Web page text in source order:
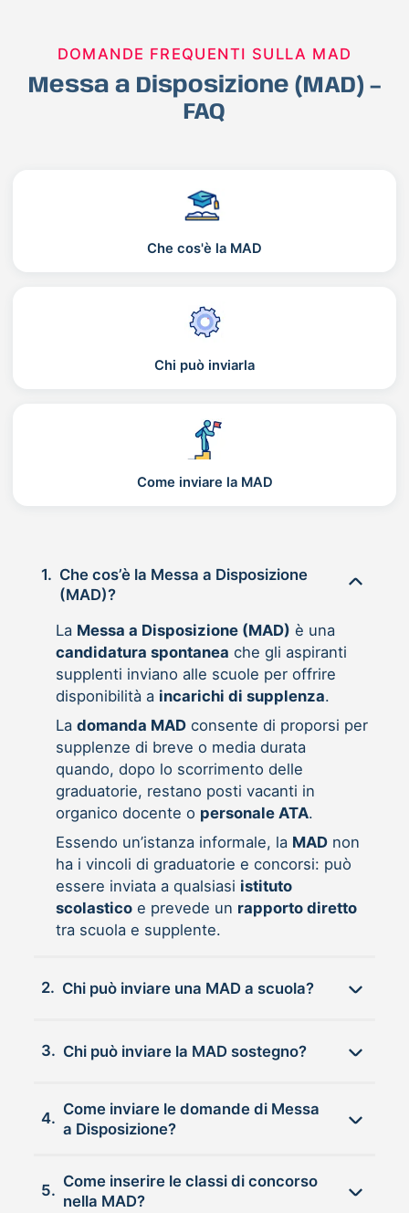
DOMANDE FREQUENTI SULLA MAD
Messa a Disposizione (MAD) –
FAQ
Che cos'è la MAD
Chi può inviarla
Come inviare la MAD
1. Che cos’è la Messa a Disposizione
(MAD)?
La Messa a Disposizione (MAD) è una
candidatura spontanea che gli aspiranti
supplenti inviano alle scuole per offrire
disponibilità a incarichi di supplenza.
La domanda MADconsente di proporsi per
supplenze di breve o media durata
quando, dopo lo scorrimento delle
graduatorie, restano posti vacanti in
organico docente o personale ATA.
Essendo un’istanza informale, la MADnon
ha i vincoli di graduatorie e concorsi: può
essere inviata a qualsiasi istituto
scolasticoe prevede un rapporto diretto
tra scuola e supplente.
2. Chi può inviare una MAD a scuola?
3. Chi può inviare la MAD sostegno?
4.
Come inviare le domande di Messa
a Disposizione?
5.
Come inserire le classi di concorso
nella MAD?